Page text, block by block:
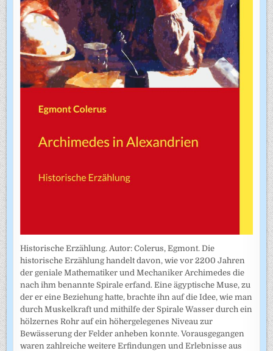
Historische Erzählung. Autor: Colerus, Egmont. Die
historische Erzählung handelt davon, wie vor 2200 Jahren
der geniale Mathematiker und Mechaniker Archimedes die
nach ihm benannte Spirale erfand. Eine ägyptische Muse, zu
der er eine Beziehung hatte, brachte ihn auf die Idee, wie man
durch Muskelkraft und mithilfe der Spirale Wasser durch ein
hölzernes Rohr auf ein höhergelegenes Niveau zur
Bewässerung der Felder anheben konnte. Vorausgegangen
waren zahlreiche weitere Erfindungen und Erlebnisse aus